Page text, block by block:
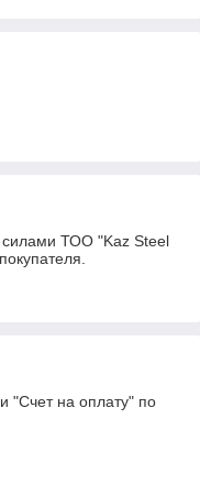
силами ТОО "Kaz Steel
"Счет на оплату" по